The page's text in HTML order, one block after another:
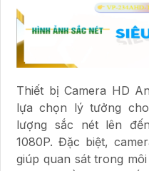
Thiết bị Camera HD
lựa chọn lý tưởng
lượng sắc nét lên
1080P. Đặc biệt,
giúp quan sát trong